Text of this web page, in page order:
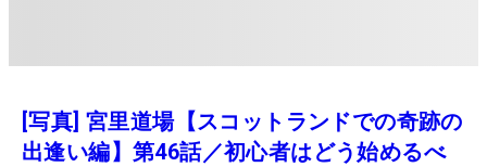
[写真] 宮里道場【スコットランドでの奇跡の
出逢い編】第46話／初心者はどう始めるべ